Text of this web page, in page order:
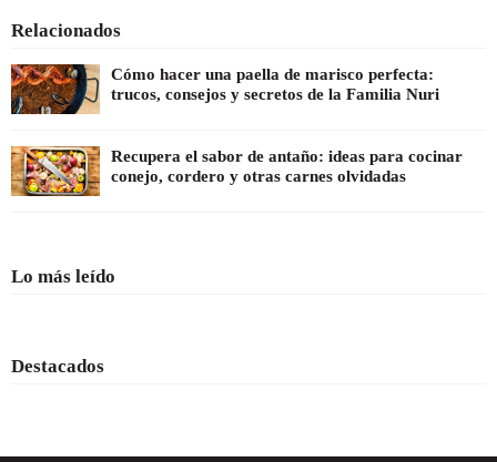
Relacionados
Cómo hacer una paella de marisco perfecta:
trucos, consejos y secretos de la Familia Nuri
Recupera el sabor de antaño: ideas para cocinar
conejo, cordero y otras carnes olvidadas
Lo más leído
Destacados